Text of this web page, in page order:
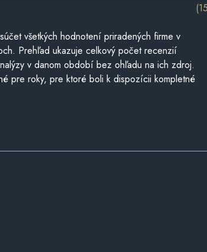
všetkých hodnotení priradených firme v
Prehľad ukazuje celkový počet recenzií
v danom období bez ohľadu na ich zdroj.
pre roky, pre ktoré boli k dispozícii kompletné